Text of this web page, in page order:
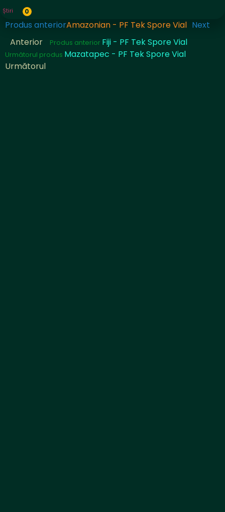
Știri
0
Produs anteriorAmazonian - PF Tek Spore Vial Next
Anterior
Produs anterior Fiji - PF Tek Spore Vial
Următorul produs Mazatapec - PF Tek Spore Vial
Următorul